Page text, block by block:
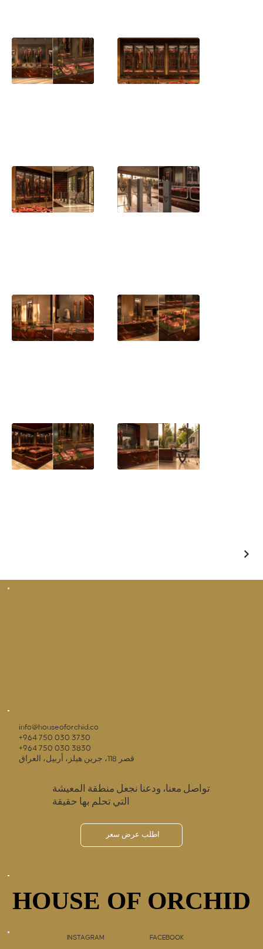
info@houseoforchid.co
+964 750 030 3730
+964 750 030 3830
قصر 118، جرين هيلز، أربيل، العراق
تواصل معنا، ودعنا نجعل منطقة المعيشة
التي تحلم بها حقيقة
اطلب عرض سعر
HOUSE OF ORCHID
HOUSE OF ORCHID
INSTAGRAM FACEBOOK